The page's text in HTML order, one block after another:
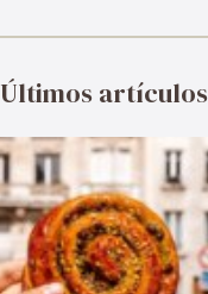
Últimos artículos